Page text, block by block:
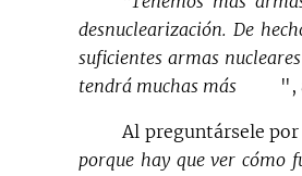
desnuclearización. De
suficientes armas
tendrá muchas más
",
Al preguntársele
porque hay que ver cómo